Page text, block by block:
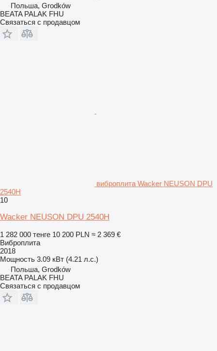
Польша, Grodków
BEATA PALAK FHU
Связаться с продавцом
виброплита Wacker NEUSON DPU
2540H
10
Wacker NEUSON DPU 2540H
1 282 000 тенге 10 200 PLN ≈ 2 369 €
Виброплита
2018
Мощность 3.09 кВт (4.21 л.с.)
Польша, Grodków
BEATA PALAK FHU
Связаться с продавцом